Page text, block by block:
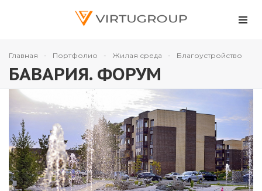
Главная Портфолио Жилая среда Благоустройство
БАВАРИЯ. ФОРУМ